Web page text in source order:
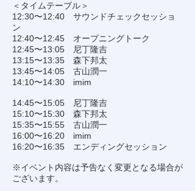
＜タイムテーブル＞
12:30〜12:40 サウンドチェックセッショ
ン
12:40〜12:45 オープニングトーク
12:45〜13:05 尼丁隆吉
13:15〜13:35 森下邦太
13:45〜14:05 古山潤一
14:10〜14:30 imim
14:45〜15:05 尼丁隆吉
15:10〜15:30 森下邦太
15:35〜15:55 古山潤一
16:00〜16:20 imim
16:20〜16:35 エンディングセッション
※イベント内容は予告なく変更となる場合が
ございます。